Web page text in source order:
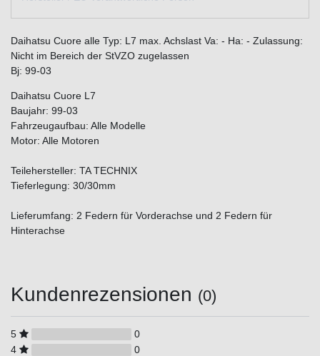
Daihatsu Cuore alle Typ: L7 max. Achslast Va: - Ha: - Zulassung:
Nicht im Bereich der StVZO zugelassen
Bj: 99-03
Daihatsu Cuore L7
Baujahr: 99-03
Fahrzeugaufbau: Alle Modelle
Motor: Alle Motoren
Teilehersteller: TA TECHNIX
Tieferlegung: 30/30mm
Lieferumfang: 2 Federn für Vorderachse und 2 Federn für
Hinterachse
Kundenrezensionen (0)
5
0
4
0